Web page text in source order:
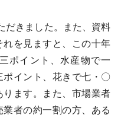
きました。また、資料
れを見ますと、この十年
ポイント、水産物で一
イント、花きで七・〇
ます。また、市場業者
者の約一割の方、ある